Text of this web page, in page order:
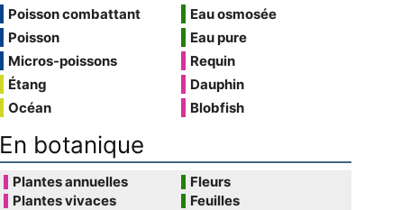
Poisson combattant
Poisson
Micros-poissons
Étang
Océan
Eau osmosée
Eau pure
Requin
Dauphin
Blobfish
En botanique
Plantes annuelles
Plantes vivaces
Fleurs
Feuilles